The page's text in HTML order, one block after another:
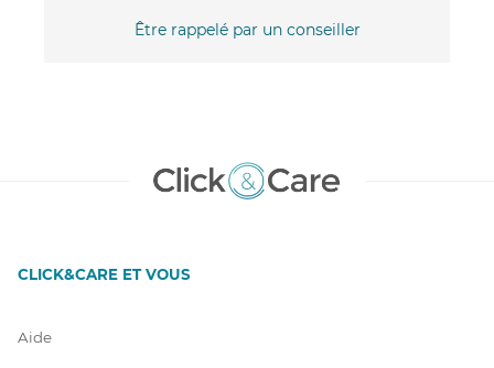
Être rappelé par un conseiller
CLICK&CARE ET VOUS
Aide